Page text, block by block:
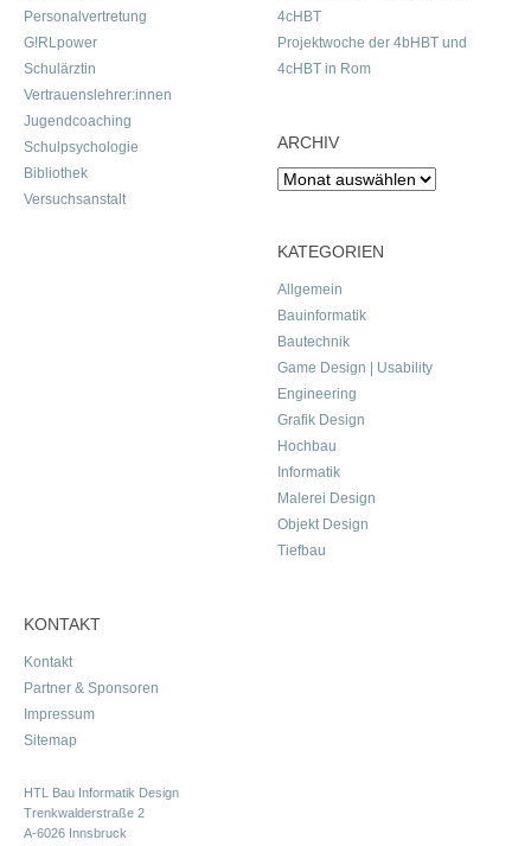
Personalvertretung
G!RLpower
Schulärztin
Vertrauenslehrer:innen
Jugendcoaching
Schulpsychologie
Bibliothek
Versuchsanstalt
4cHBT
Projektwoche der 4bHBT und
4cHBT in Rom
ARCHIV
Archiv
KATEGORIEN
Allgemein
Bauinformatik
Bautechnik
Game Design | Usability
Engineering
Grafik Design
Hochbau
Informatik
Malerei Design
Objekt Design
Tiefbau
KONTAKT
Kontakt
Partner & Sponsoren
Impressum
Sitemap
HTL Bau Informatik Design
Trenkwalderstraße 2
A-6026 Innsbruck